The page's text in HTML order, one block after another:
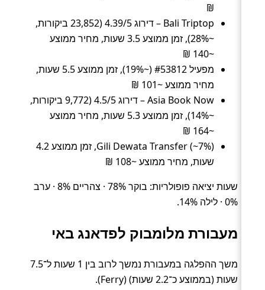
₪
Bali Triptop – דירוג 4.39/5 (23,852 ביקורות,
~28%), זמן ממוצע 3.5 שעות, מחיר ממוצע
~140 ₪
מפעיל #53812 (~19%), זמן ממוצע 5.5 שעות,
מחיר ממוצע ~101 ₪
Asia Book Now – דירוג 4.5/5 (9,772 ביקורות,
~14%), זמן ממוצע 5.3 שעות, מחיר ממוצע
~164 ₪
Gili Dewata Transfer (~7%), זמן ממוצע 4.2
שעות, מחיר ממוצע ~108 ₪
שעות יציאה פופולריות: בוקר 78% · צהריים 8% · ערב
0% · לילה 14%.
מעבורת מלומבוק לפדאנג באי
משך ההפלגה במעבורת נמשך לרוב בין 1 שעות ל־7.5
שעות (בממוצע כ־2.2 שעות) (Ferry).